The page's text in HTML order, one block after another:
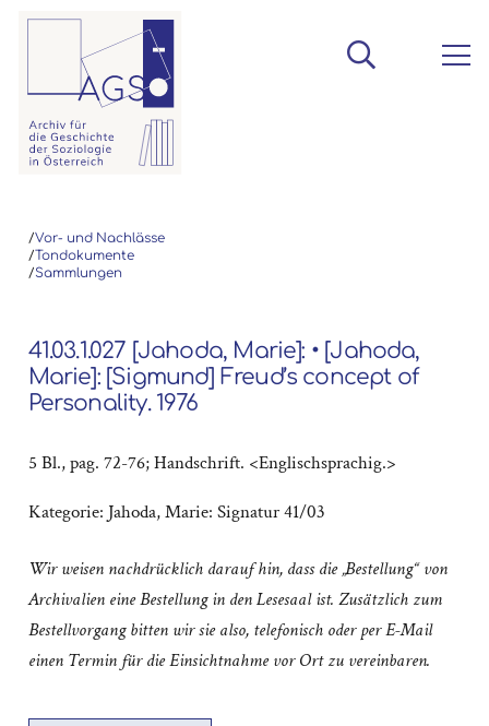
/Vor- und Nachlässe
/Tondokumente
/Sammlungen
41.03.1.027 [Jahoda, Marie]: • [Jahoda,
Marie]: [Sigmund] Freud’s concept of
Personality. 1976
5 Bl., pag. 72-76; Handschrift. <Englischsprachig.>
Kategorie: Jahoda, Marie: Signatur 41/03
Wir weisen nachdrücklich darauf hin, dass die „Bestellung“ von
Archivalien eine Bestellung in den Lesesaal ist. Zusätzlich zum
Bestellvorgang bitten wir sie also, telefonisch oder per E-Mail
einen Termin für die Einsichtnahme vor Ort zu vereinbaren.